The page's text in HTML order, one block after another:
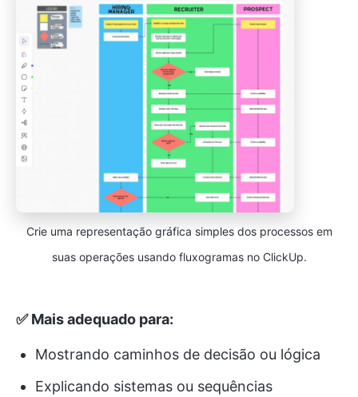
Crie uma representação gráfica simples dos processos em
suas operações usando fluxogramas no ClickUp.
✅ Mais adequado para:
Mostrando caminhos de decisão ou lógica
Explicando sistemas ou sequências